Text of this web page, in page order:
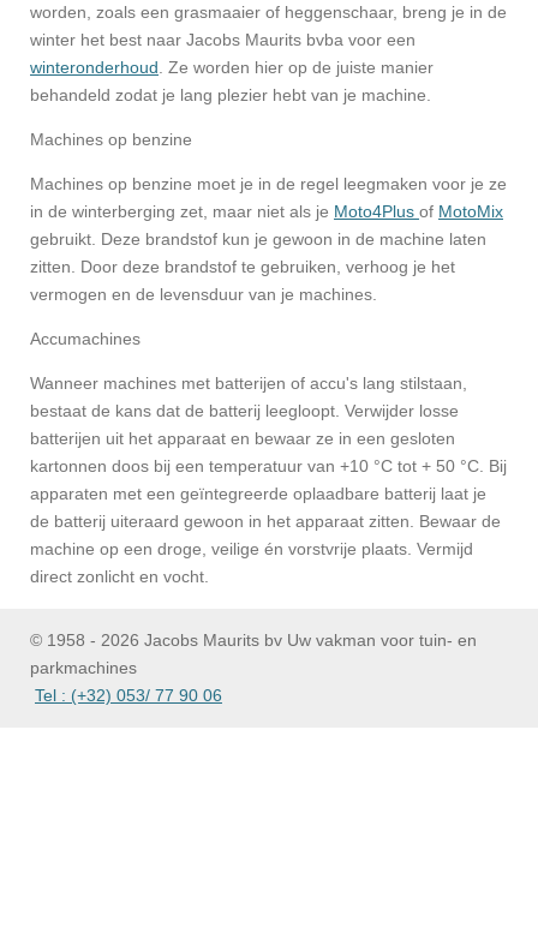
worden, zoals een grasmaaier of heggenschaar, breng je in de
winter het best naar Jacobs Maurits bvba voor een
winteronderhoud . Ze worden hier op de juiste manier
behandeld zodat je lang plezier hebt van je machine.
Machines op benzine
Machines op benzine moet je in de regel leegmaken voor je ze
in de winterberging zet, maar niet als je Moto4Plus of MotoMix
gebruikt. Deze brandstof kun je gewoon in de machine laten
zitten. Door deze brandstof te gebruiken, verhoog je het
vermogen en de levensduur van je machines.
Accumachines
Wanneer machines met batterijen of accu's lang stilstaan,
bestaat de kans dat de batterij leegloopt. Verwijder losse
batterijen uit het apparaat en bewaar ze in een gesloten
kartonnen doos bij een temperatuur van +10 °C tot + 50 °C. Bij
apparaten met een geïntegreerde oplaadbare batterij laat je
de batterij uiteraard gewoon in het apparaat zitten. Bewaar de
machine op een droge, veilige én vorstvrije plaats. Vermijd
direct zonlicht en vocht.
© 1958 - 2026 Jacobs Maurits bv Uw vakman voor tuin- en
parkmachines
Tel : (+32) 053/ 77 90 06